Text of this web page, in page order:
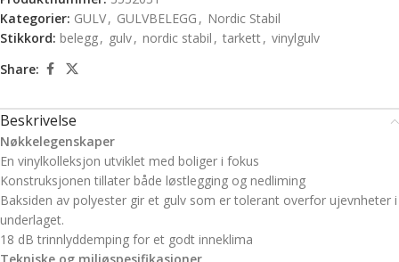
Kategorier: GULV, GULVBELEGG , Nordic Stabil
Stikkord: belegg, gulv, nordic stabil , tarkett, vinylgulv
Share:
Beskrivelse
Nøkkelegenskaper
En vinylkolleksjon utviklet med boliger i fokus
Konstruksjonen tillater både løstlegging og nedliming
Baksiden av polyester gir et gulv som er tolerant overfor ujevnheter i
underlaget.
18 dB trinnlyddemping for et godt inneklima